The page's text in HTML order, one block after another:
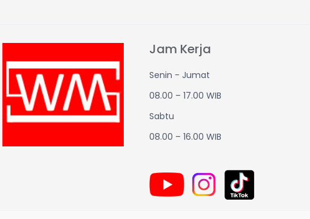
Jam Kerja
Senin - Jumat
08.00 – 17.00 WIB
Sabtu
08.00 – 16.00 WIB